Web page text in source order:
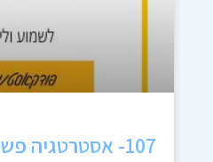
107- אסטרטגיה